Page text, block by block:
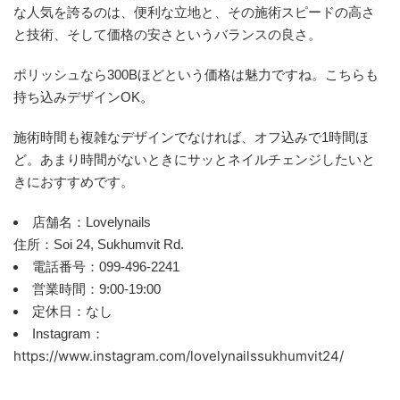
な人気を誇るのは、便利な立地と、その施術スピードの高さ
と技術、そして価格の安さというバランスの良さ。
ポリッシュなら300Bほどという価格は魅力ですね。こちらも
持ち込みデザインOK。
施術時間も複雑なデザインでなければ、オフ込みで1時間ほ
ど。あまり時間がないときにサッとネイルチェンジしたいと
きにおすすめです。
店舗名：Lovelynails
住所：Soi 24, Sukhumvit Rd.
電話番号：099-496-2241
営業時間：9:00-19:00
定休日：なし
Instagram：
https://www.instagram.com/lovelynailssukhumvit24/